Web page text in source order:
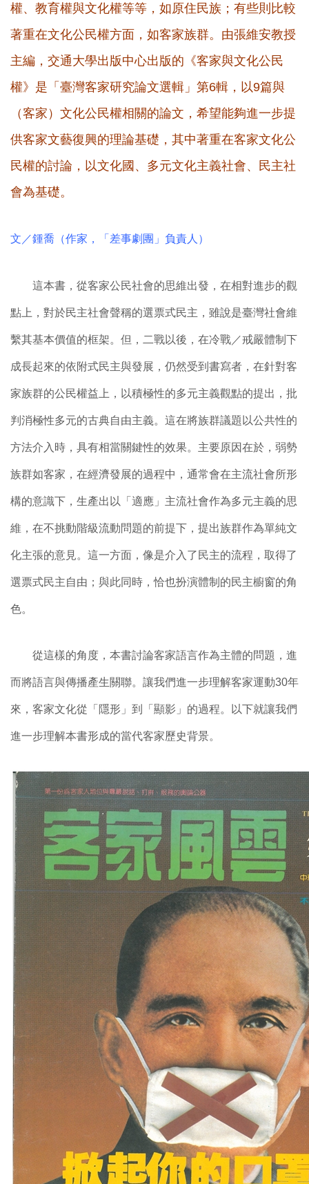
權、教育權與文化權等等，如原住民族；有些則比較
著重在文化公民權方面，如客家族群。由張維安教授
主編，交通大學出版中心出版的《客家與文化公民
權》是「臺灣客家研究論文選輯」第6輯，以9篇與
（客家）文化公民權相關的論文，希望能夠進一步提
供客家文藝復興的理論基礎，其中著重在客家文化公
民權的討論，以文化國、多元文化主義社會、民主社
會為基礎。
文／鍾喬（作家，「差事劇團」負責人）
這本書，從客家公民社會的思維出發，在相對進步的觀
點上，對於民主社會聲稱的選票式民主，雖說是臺灣社會維
繫其基本價值的框架。但，二戰以後，在冷戰／戒嚴體制下
成長起來的依附式民主與發展，仍然受到書寫者，在針對客
家族群的公民權益上，以積極性的多元主義觀點的提出，批
判消極性多元的古典自由主義。這在將族群議題以公共性的
方法介入時，具有相當關鍵性的效果。主要原因在於，弱勢
族群如客家，在經濟發展的過程中，通常會在主流社會所形
構的意識下，生產出以「適應」主流社會作為多元主義的思
維，在不挑動階級流動問題的前提下，提出族群作為單純文
化主張的意見。這一方面，像是介入了民主的流程，取得了
選票式民主自由；與此同時，恰也扮演體制的民主櫥窗的角
色。
從這樣的角度，本書討論客家語言作為主體的問題，進
而將語言與傳播產生關聯。讓我們進一步理解客家運動30年
來，客家文化從「隱形」到「顯影」的過程。以下就讓我們
進一步理解本書形成的當代客家歷史背景。